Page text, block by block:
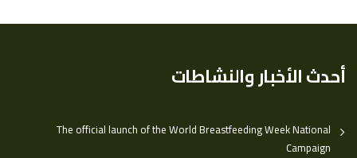
أحدث الأخبار والنشاطات
The official launch of the World Breastfeeding Week National
Campaign